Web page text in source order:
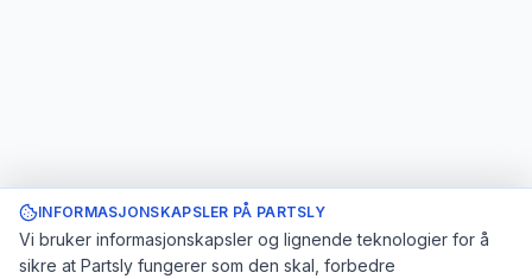
INFORMASJONSKAPSLER PÅ PARTSLY
Vi bruker informasjonskapsler og lignende teknologier for å
sikre at Partsly fungerer som den skal, forbedre